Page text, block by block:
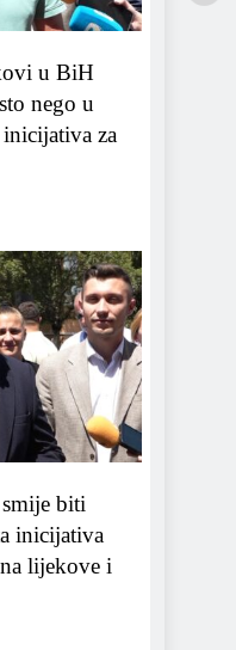
u BiH
nego u
za
biti
inicijativa
lijekove i